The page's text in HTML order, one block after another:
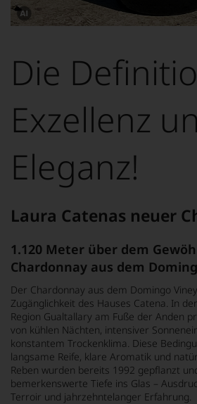
Dieses
mithilfe
von
verändert.
Die
Exzellenz
Eleganz!
Laura Catenas neuer
1.120 Meter über dem
Chardonnay aus dem
Der Chardonnay aus dem Domingo
Zugänglichkeit des Hauses Catena. In
Region Gualtallary am Fuße der Anden
von kühlen Nächten, intensiver
konstantem Trockenklima. Diese
langsame Reife, klare Aromatik und
Reben wurden bereits 1992 gepflanzt
bemerkenswerte Tiefe ins Glas –
Terroir und jahrzehntelanger Erfahrung.